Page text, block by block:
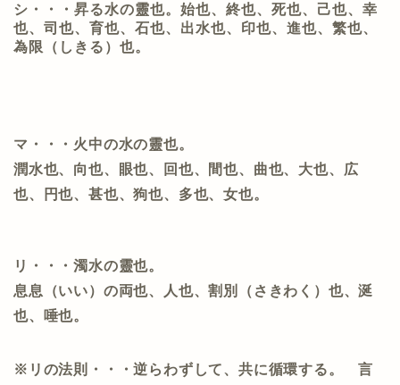
シ・・・昇る水の靈也。 始也、終也、死也、己也、幸
也、司也、育也、石也、出水也、印也、進也、繁也、
為限（しきる）也。
マ・・・火中の水の靈也。
潤水也、向也、眼也、回也、間也、曲也、大也、広
也、円也、甚也、狗也、多也、女也。
リ・・・濁水の靈也。
息息（いい）の両也、人也、割別（さきわく）也、涎
也、唾也。
※リの法則・・・逆らわずして、共に循環する。 言